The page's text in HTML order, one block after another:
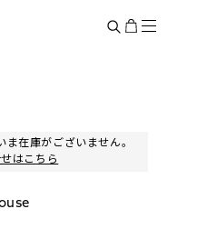
ま在庫がございません。
はこちら